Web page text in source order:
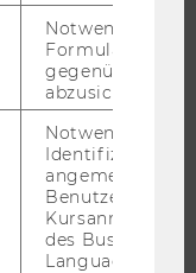
Notwendig, um
gegenüber
abzusichern.
Notwendig zur
Identifizierung
angemeldeten
Benutzers im
des Business
Language